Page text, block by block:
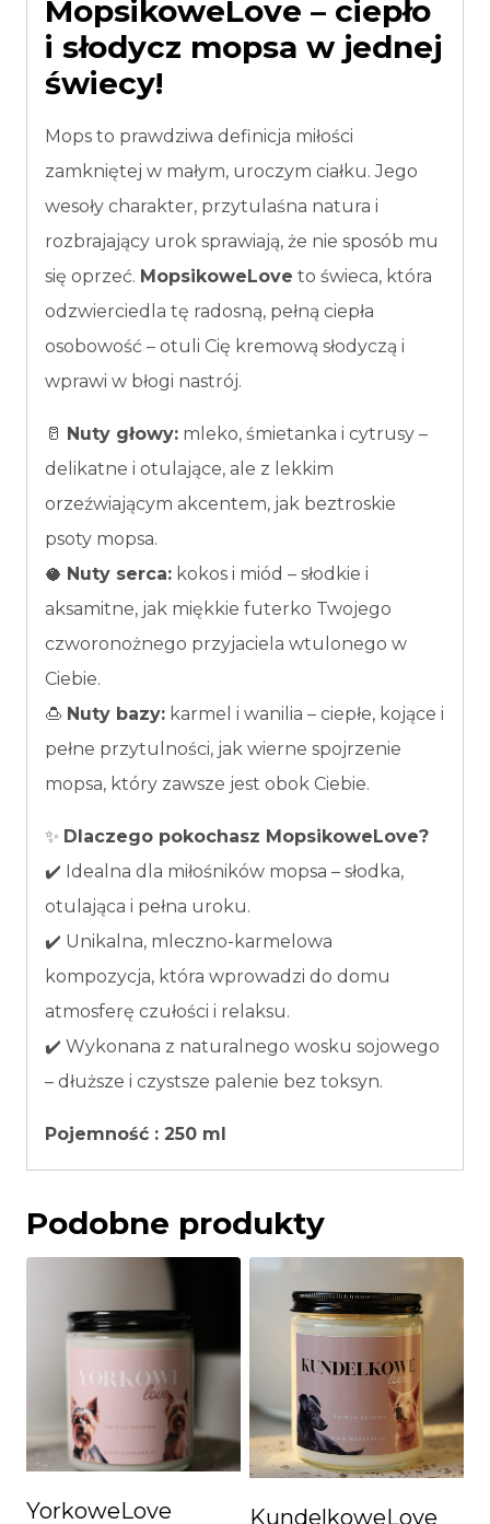
MopsikoweLove – ciepło
i słodycz mopsa w jednej
świecy!
Mops to prawdziwa definicja miłości
zamkniętej w małym, uroczym ciałku. Jego
wesoły charakter, przytulaśna natura i
rozbrajający urok sprawiają, że nie sposób mu
się oprzeć. MopsikoweLove to świeca, która
odzwierciedla tę radosną, pełną ciepła
osobowość – otuli Cię kremową słodyczą i
wprawi w błogi nastrój.
🥛 Nuty głowy: mleko, śmietanka i cytrusy –
delikatne i otulające, ale z lekkim
orzeźwiającym akcentem, jak beztroskie
psoty mopsa.
🥥 Nuty serca: kokos i miód – słodkie i
aksamitne, jak miękkie futerko Twojego
czworonożnego przyjaciela wtulonego w
Ciebie.
🍮 Nuty bazy: karmel i wanilia – ciepłe, kojące i
pełne przytulności, jak wierne spojrzenie
mopsa, który zawsze jest obok Ciebie.
✨ Dlaczego pokochasz MopsikoweLove?
✔️ Idealna dla miłośników mopsa – słodka,
otulająca i pełna uroku.
✔️ Unikalna, mleczno-karmelowa
kompozycja, która wprowadzi do domu
atmosferę czułości i relaksu.
✔️ Wykonana z naturalnego wosku sojowego
– dłuższe i czystsze palenie bez toksyn.
Pojemność : 250 ml
Podobne produkty
YorkoweLove KundelkoweLove